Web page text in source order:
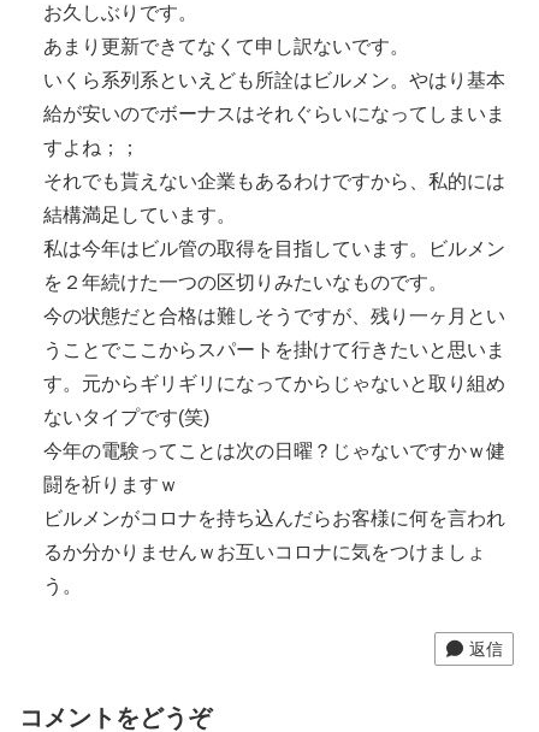
お久しぶりです。
あまり更新できてなくて申し訳ないです。
いくら系列系といえども所詮はビルメン。やはり基本
給が安いのでボーナスはそれぐらいになってしまいま
すよね；；
それでも貰えない企業もあるわけですから、私的には
結構満足しています。
私は今年はビル管の取得を目指しています。ビルメン
を２年続けた一つの区切りみたいなものです。
今の状態だと合格は難しそうですが、残り一ヶ月とい
うことでここからスパートを掛けて行きたいと思いま
す。元からギリギリになってからじゃないと取り組め
ないタイプです(笑)
今年の電験ってことは次の日曜？じゃないですかｗ健
闘を祈りますｗ
ビルメンがコロナを持ち込んだらお客様に何を言われ
るか分かりませんｗお互いコロナに気をつけましょ
う。
返信
コメントをどうぞ